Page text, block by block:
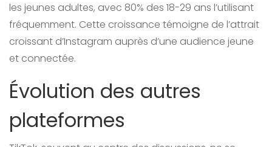
les jeunes adultes, avec 80% des 18-29 ans l’utilisant
fréquemment. Cette croissance témoigne de l’attrait
croissant d’Instagram auprès d’une audience jeune
et connectée.
Évolution des autres
plateformes